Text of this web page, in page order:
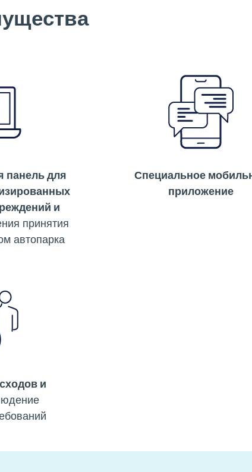
панель для
и
принятия
автопарка
Специальное
приложение
и